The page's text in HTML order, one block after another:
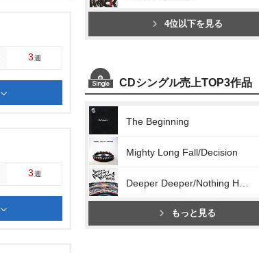
3週
3週
4位以下を見る
CDシングル売上TOP3作品
The Beginning
Mighty Long Fall/Decision
もっと見る